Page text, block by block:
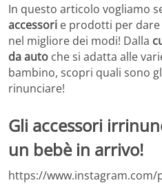
In questo articolo vogliamo
accessori e prodotti per
nel migliore dei modi! Dalla
da auto che si adatta alle
bambino, scopri quali sono
rinunciare!
Gli accessori
un bebè in arrivo!
https://www.instagram.com/